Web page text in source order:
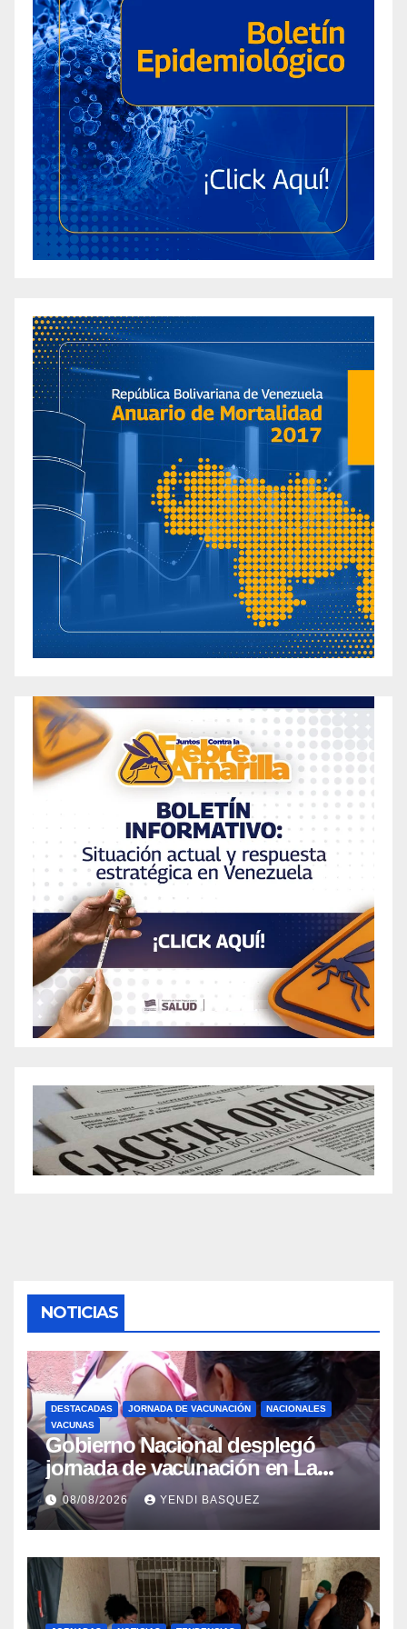
NOTICIAS
DESTACADAS JORNADA DE VACUNACIÓN
NACIONALES
VACUNAS
Gobierno Nacional desplegó
jornada de vacunación en La
Guaira para garantizar protección
epidemiológica
08/08/2026 YENDI BASQUEZ